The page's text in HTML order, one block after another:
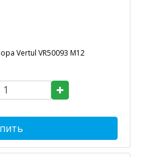
Vertul VR50093 M12